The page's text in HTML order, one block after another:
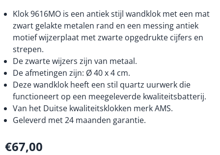
Klok 9616MO is een antiek stijl wandklok met een mat
zwart gelakte metalen rand en een messing antiek
motief wijzerplaat met zwarte opgedrukte cijfers en
strepen.
De zwarte wijzers zijn van metaal.
De afmetingen zijn: Ø 40 x 4 cm.
Deze wandklok heeft een stil quartz uurwerk die
functioneert op een meegeleverde kwaliteitsbatterij.
Van het Duitse kwaliteitsklokken merk AMS.
Geleverd met 24 maanden garantie.
€67,00